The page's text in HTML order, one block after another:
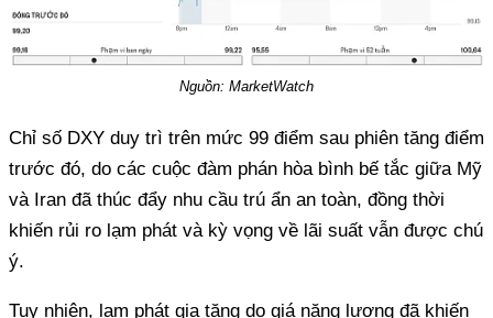
Nguồn: MarketWatch
Chỉ số DXY duy trì trên mức 99 điểm sau phiên tăng điểm
trước đó, do các cuộc đàm phán hòa bình bế tắc giữa Mỹ
và Iran đã thúc đẩy nhu cầu trú ẩn an toàn, đồng thời
khiến rủi ro lạm phát và kỳ vọng về lãi suất vẫn được chú
ý.
Tuy nhiên, lạm phát gia tăng do giá năng lượng đã khiến